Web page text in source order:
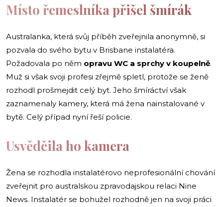
Místo řemeslníka přišel šmírák
Australanka, která svůj příběh zveřejnila anonymně, si
pozvala do svého bytu v Brisbane instalatéra.
Požadovala po něm opravu WC a sprchy v koupelně.
Muž si však svoji profesi zřejmě spletl, protože se ženě
rozhodl prošmejdit celý byt. Jeho šmíráctví však
zaznamenaly kamery, která má žena nainstalované v
bytě. Celý případ nyní řeší policie.
Usvědčila ho kamera
Žena se rozhodla instalatérovo neprofesionální chování
zveřejnit pro australskou zpravodajskou relaci Nine
News. Instalatér se bohužel rozhodně jen na svoji práci